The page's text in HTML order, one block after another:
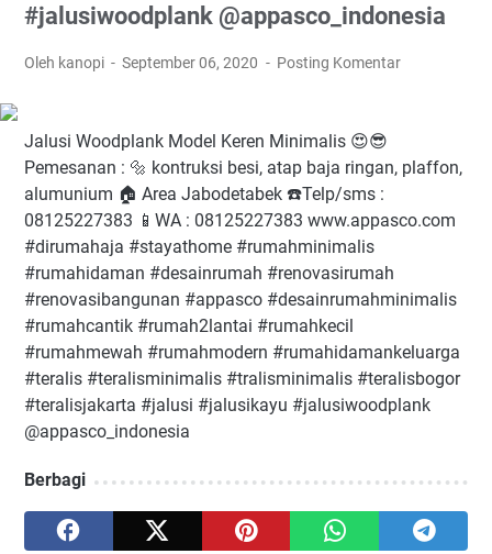
#jalusiwoodplank⁠ @appasco_indonesia
Oleh kanopi September 06, 2020 Posting Komentar
Jalusi Woodplank Model Keren Minimalis 😍😎⁠ ⁠ ⁠
Pemesanan : 🔩 kontruksi besi, atap baja ringan, plaffon,
alumunium⁠ 🏠 Area Jabodetabek⁠ ☎️Telp/sms :
08125227383⁠ 📱WA : 08125227383⁠ www.appasco.com⁠ ⁠
#dirumahaja⁠ #stayathome⁠ #rumahminimalis⁠
#rumahidaman⁠ #desainrumah⁠ #renovasirumah⁠
#renovasibangunan⁠ #appasco⁠ #desainrumahminimalis⁠
#rumahcantik⁠ #rumah2lantai⁠ #rumahkecil⁠
#rumahmewah⁠ #rumahmodern⁠ #rumahidamankeluarga⁠
#teralis⁠ #teralisminimalis⁠ #tralisminimalis⁠ #teralisbogor⁠
#teralisjakarta⁠ #jalusi⁠ #jalusikayu⁠ #jalusiwoodplank⁠
@appasco_indonesia
Berbagi